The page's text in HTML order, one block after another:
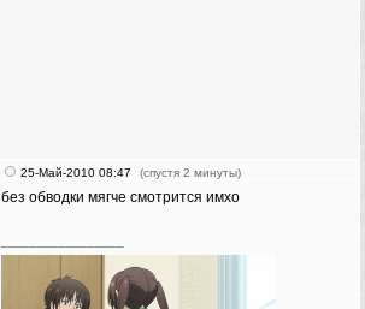
25-Май-2010 08:47 (спустя 2 минуты)
без обводки мягче смотрится имхо